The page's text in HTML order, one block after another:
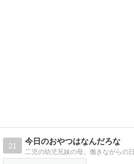
21
今日のおやつはなんだろな